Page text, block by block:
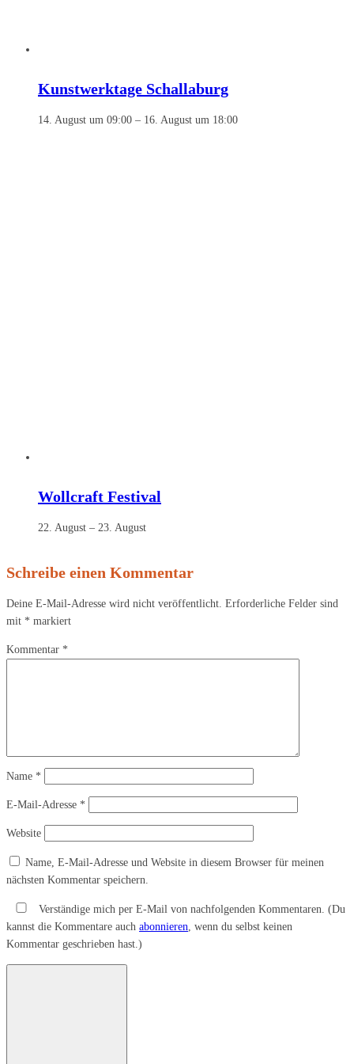
Kunstwerktage Schallaburg
14. August um 09:00 – 16. August um 18:00
Wollcraft Festival
22. August – 23. August
Schreibe einen Kommentar
Deine E-Mail-Adresse wird nicht veröffentlicht. Erforderliche Felder sind
mit * markiert
Kommentar *
Name *
E-Mail-Adresse *
Website
Name, E-Mail-Adresse und Website in diesem Browser für meinen
nächsten Kommentar speichern.
Verständige mich per E-Mail von nachfolgenden Kommentaren. (Du
kannst die Kommentare auch abonnieren, wenn du selbst keinen
Kommentar geschrieben hast.)